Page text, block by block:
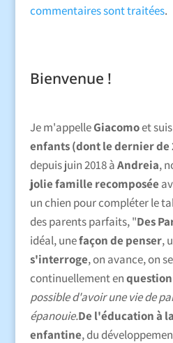
commentaires sont traitées.
Bienvenue !
Je m'appelleGiacomoet suis
enfants (dont le dernier de
depuis juin 2018 àAndreia,
jolie famille recomposée
un chien pour compléter le
des parents parfaits, "Des
idéal, unefaçon de penser,
s'interroge, on avance, on
continuellement enquestion
possible d'avoir une vie de
épanouie.De l'éducation à
enfantine, du